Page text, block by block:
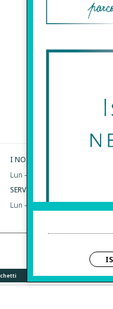
HO LETTO
I NOSTRI ORARI:
Lun – Sab | 10:00 – 20:00
SERVIZIO CLIENTI:
Lun – Dom | 10:00 – 20:00